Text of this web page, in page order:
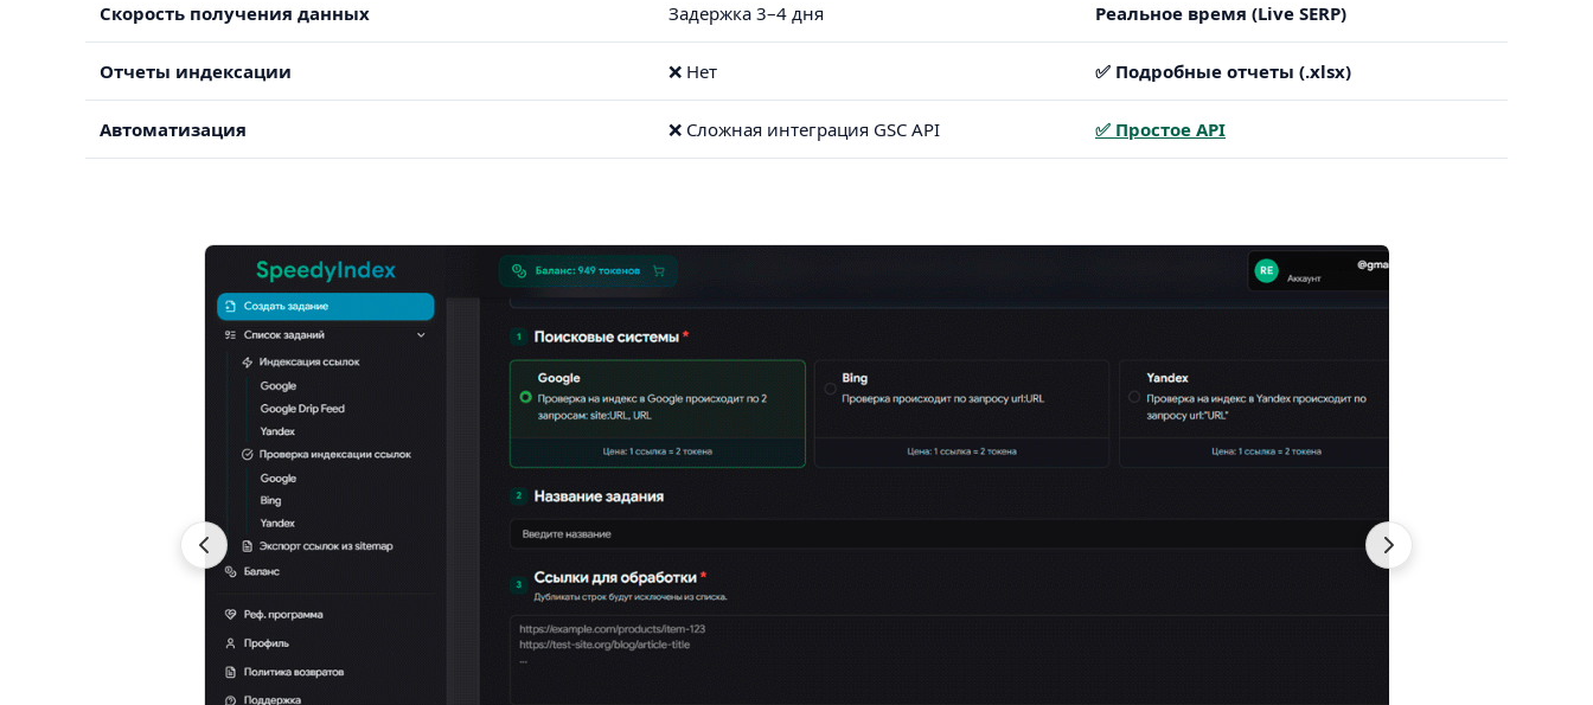
Скорость получения данных Задержка 3–4 дня Реальное время (Live SERP)
Отчеты индексации ❌ Нет ✅ Подробные отчеты (.xlsx)
Автоматизация ❌ Сложная интеграция GSC API ✅ Простое API